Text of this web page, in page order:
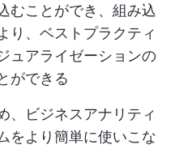
むことができ、組み込
り、ベストプラクティ
ュアライゼーションの
ができる
、ビジネスアナリティ
をより簡単に使いこな